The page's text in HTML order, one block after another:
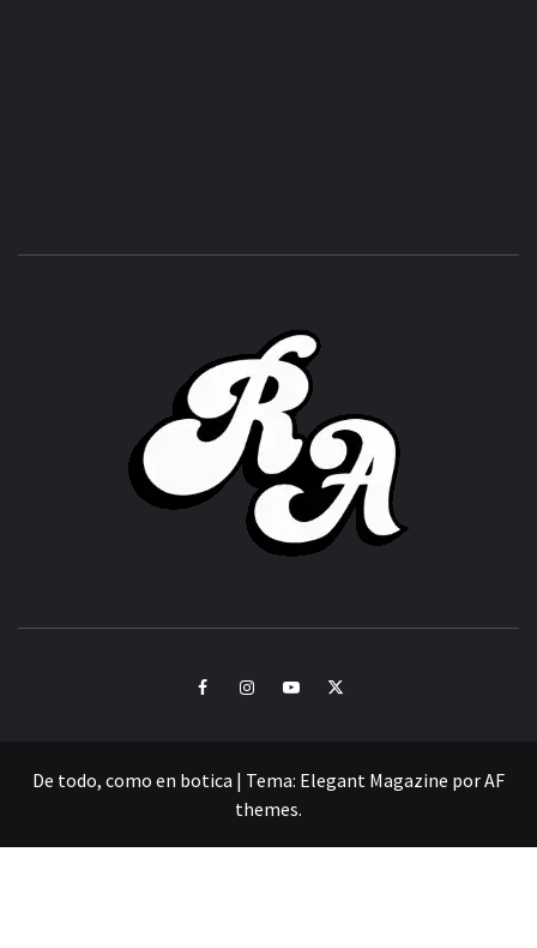
FacebookInstagramYoutubeTwitter
De todo, como en botica | Tema: Elegant Magazine porAF
themes.